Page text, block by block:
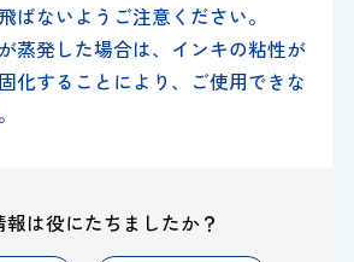
ばないようご注意ください。
蒸発した場合は、インキの粘性が
化することにより、ご使用できな
報は役にたちましたか？